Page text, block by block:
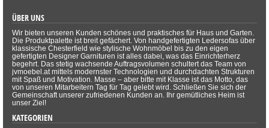
ÜBER UNS
Wir bieten unseren Kunden schönes und praktisches für Haus und Garten.
Die Produktpalette ist breit gefächert. Von handgefertigten Ledersofas über
klassische Chesterfield wie stylische Wohnmöbel bis zu den eigen
gefertigten Designer Garnituren ist alles dabei, was das Einrichterherz
begehrt. Das stetig wachsende Auftragsvolumen schultert das Team von
jvmoebel.at mittels modernster Technologien und durchdachten Strukturen
mit Spaß und Motivation. Masse – aber bitte mit Klasse ist das Motto, das
von unseren Mitarbeitern Tag für Tag gelebt wird. Schließen Sie sich der
Gemeinschaft unserer zufriedenen Kunden an. Ihr gemütliches Heim ist
unser Ziel!
KATEGORIEN